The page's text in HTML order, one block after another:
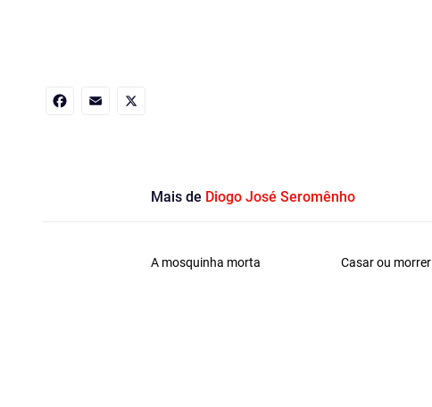
Mais de Diogo José Seromênho
A mosquinha morta Casar ou morrer